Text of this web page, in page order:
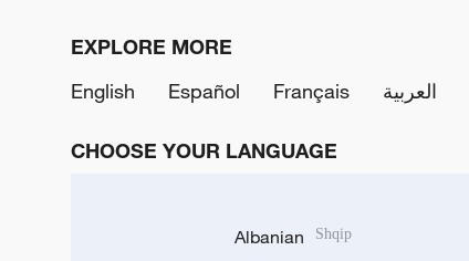
EXPLORE MORE
English
Español Français العربية
CHOOSE YOUR LANGUAGE
Albanian Shqip